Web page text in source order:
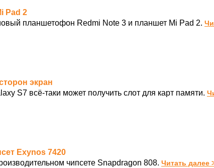
Pad 2
планшетофон Redmi Note 3 и планшет Mi Pad 2.
экран
S7 всё-таки может получить слот для карт памяти.
Exynos 7420
чипсете Snapdragon 808. Читать далее